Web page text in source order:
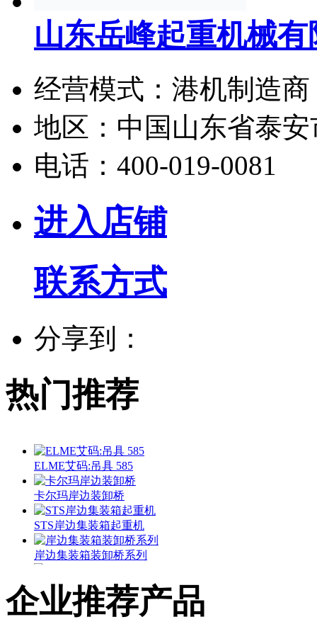
山东岳峰起重机械有
经营模式： 港机制造商
地区： 中国山东省泰安
电话： 400-019-0081
进入店铺
联系方式
分享到：
热门推荐
ELME艾码:吊具 585
卡尔玛岸边装卸桥
STS岸边集装箱起重机
岸边集装箱装卸桥系列
正面吊 SRSC45H
龙工:LG260EC8集装箱堆高机 LG260EC8
企业推荐产品